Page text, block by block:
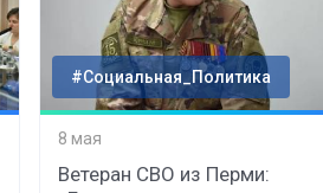
#Социальная_Политика
8 мая
Ветеран СВО из Перми: